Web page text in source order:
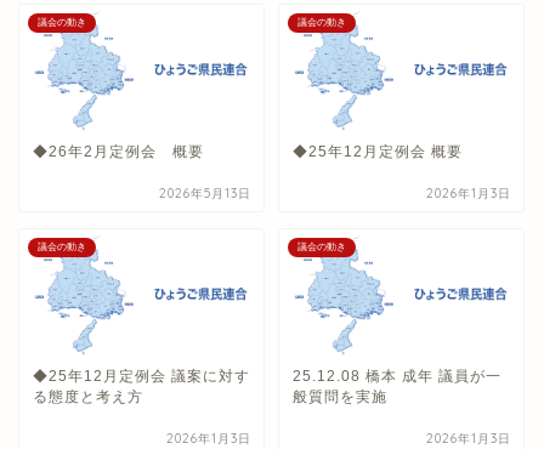
議会の動き
◆26年2月定例会 概要
2026年5月13日
議会の動き
◆25年12月定例会 概要
2026年1月3日
議会の動き
◆25年12月定例会 議案に対す
る態度と考え方
2026年1月3日
議会の動き
25.12.08 橋本 成年 議員が一
般質問を実施
2026年1月3日